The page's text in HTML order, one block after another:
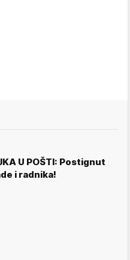
U POŠTI: Postignut
i radnika!